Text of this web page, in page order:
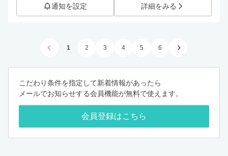
通知を設定 詳細をみる
1 2 3 4 5 6
こだわり条件を指定して新着情報があったら
メールでお知らせする会員機能が無料で使えます。
会員登録はこちら